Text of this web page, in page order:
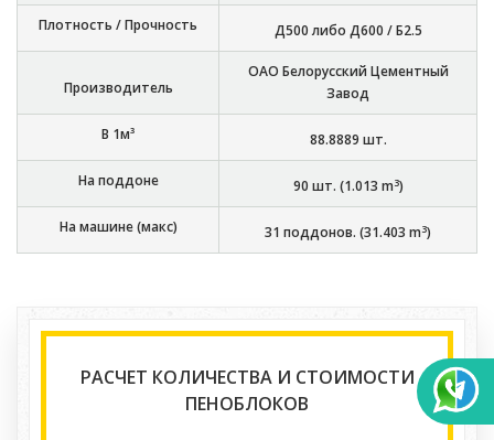
Плотность / Прочность Д500 либо Д600 / Б2.5
Производитель
ОАО Белорусский Цементный
Завод
В 1м³ 88.8889 шт.
На поддоне 90 шт. (1.013 m3)
На машине (макс) 31 поддонов. (31.403 m3)
РАСЧЕТ КОЛИЧЕСТВА И СТОИМОСТИ
ПЕНОБЛОКОВ